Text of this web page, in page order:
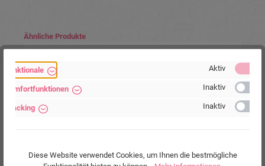
Produktgalerie überspringen
Ähnliche Produkte
Funktionale Aktiv
Komfortfunktionen Inaktiv
Tracking Inaktiv
Diese Website verwendet Cookies, um Ihnen die bestmögliche